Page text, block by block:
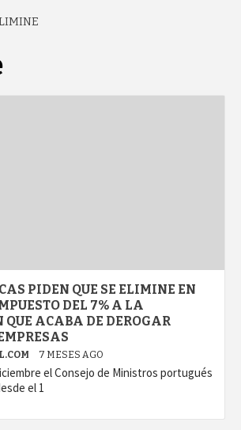
PIDEN QUE SE ELIMINE EN
DEL 7% A LA
QUE ACABA DE DEROGAR
7 MESES AGO
el Consejo de Ministros portugués
el 1